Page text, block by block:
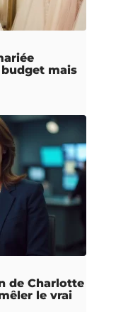
mais
de Charlotte
le vrai